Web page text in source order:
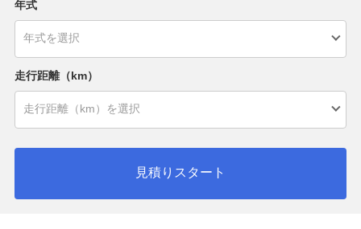
年式
走行距離（km）
見積りスタート